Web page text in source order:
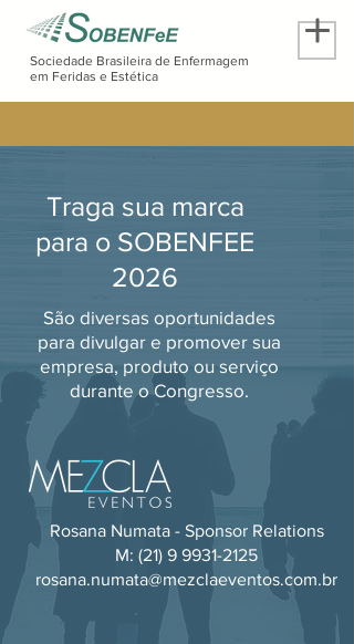
Sociedade Brasileira de Enfermagem
em Feridas e Estética
Traga sua marca
para o SOBENFEE
2026
São diversas oportunidades
para divulgar e promover sua
empresa, produto ou serviço
durante o Congresso.
Rosana Numata - Sponsor Relations
M: (21) 9 9931-2125
rosana.numata@mezclaeventos.com.br